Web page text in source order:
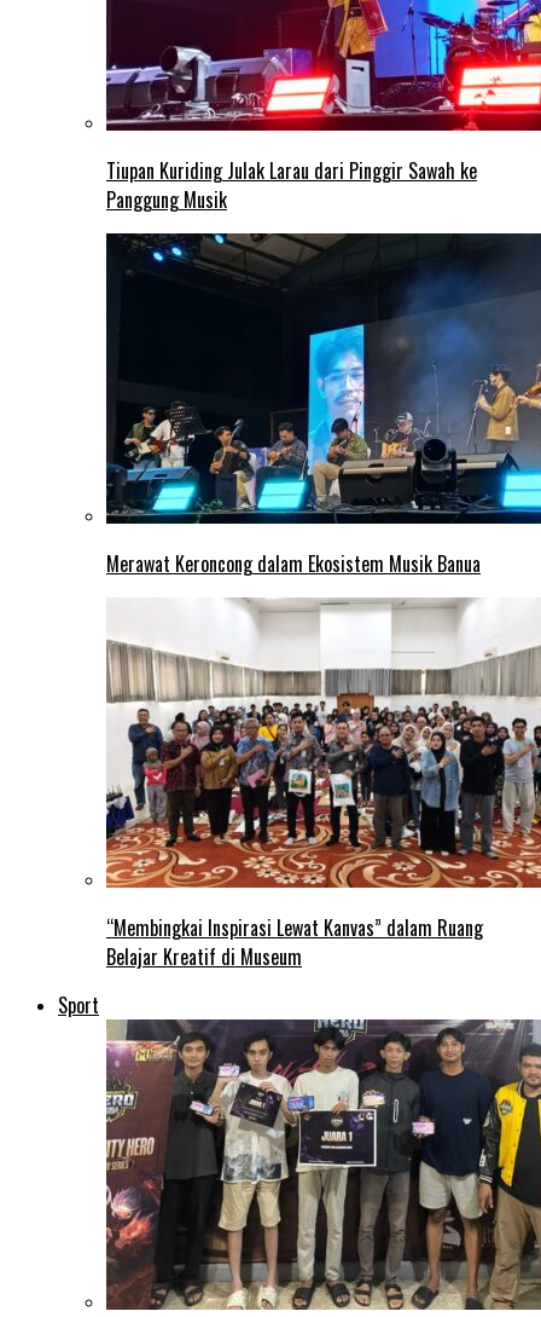
Tiupan Kuriding Julak Larau dari Pinggir Sawah ke
Panggung Musik
Merawat Keroncong dalam Ekosistem Musik Banua
“Membingkai Inspirasi Lewat Kanvas” dalam Ruang
Belajar Kreatif di Museum
Sport